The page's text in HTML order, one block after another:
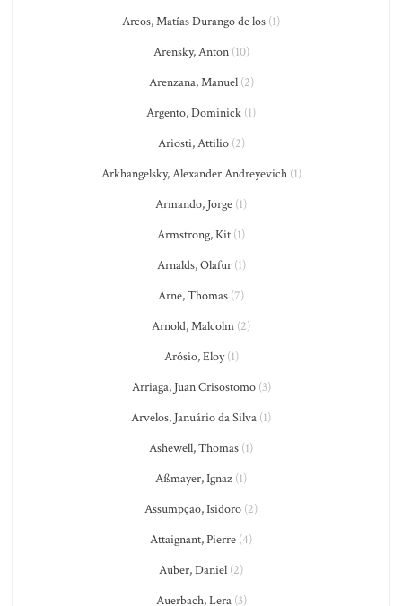
Arcos, Matías Durango de los (1)
Arensky, Anton(10)
Arenzana, Manuel(2)
Argento, Dominick (1)
Ariosti, Attilio(2)
Arkhangelsky, Alexander Andreyevich(1)
Armando, Jorge (1)
Armstrong, Kit (1)
Arnalds, Olafur(1)
Arne, Thomas (7)
Arnold, Malcolm (2)
Arósio, Eloy(1)
Arriaga, Juan Crisostomo(3)
Arvelos, Januário da Silva (1)
Ashewell, Thomas (1)
Aßmayer, Ignaz (1)
Assumpção, Isidoro (2)
Attaignant, Pierre (4)
Auber, Daniel (2)
Auerbach, Lera(3)